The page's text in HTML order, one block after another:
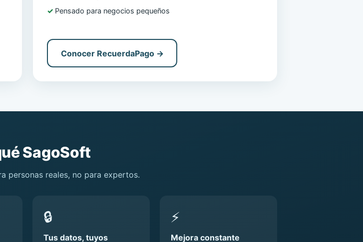
Pensado para negocios pequeños
Conocer RecuerdaPago →
SagoSoft
personas reales, no para expertos.
🔒
Tus datos, tuyos
⚡
Mejora constante